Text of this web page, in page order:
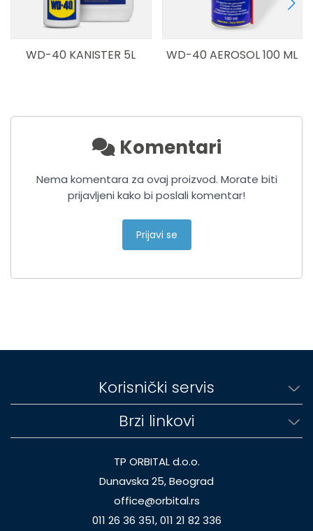
WD-40 KANISTER 5L WD-40 AEROSOL 100 ML
Komentari
Nema komentara za ovaj proizvod. Morate biti
prijavljeni kako bi poslali komentar!
Prijavi se
Korisnički servis
Brzi linkovi
TP ORBITAL d.o.o.
Dunavska 25, Beograd
office@orbital.rs
011 26 36 351, 011 21 82 336